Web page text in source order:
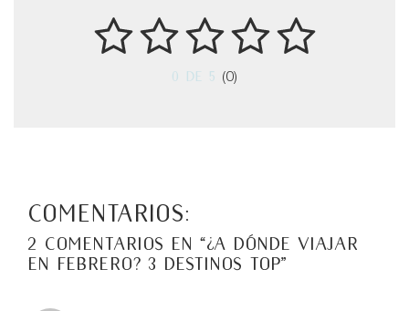
0 de 5 (0)
Comentarios:
2 comentarios en “¿A dónde viajar
en febrero? 3 Destinos TOP”